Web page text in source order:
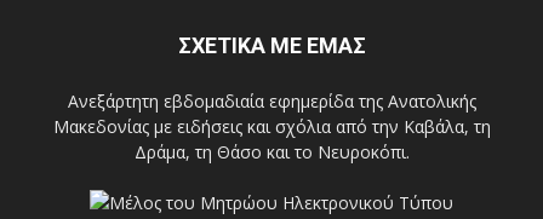
ΣΧΕΤΙΚΑ ΜΕ ΕΜΑΣ
Ανεξάρτητη εβδομαδιαία εφημερίδα της Ανατολικής
Μακεδονίας με ειδήσεις και σχόλια από την Καβάλα, τη
Δράμα, τη Θάσο και το Νευροκόπι.